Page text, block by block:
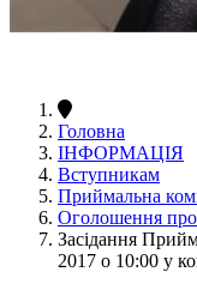
Головна
ІНФОРМАЦІЯ
Вступникам
Приймальна
Оголошення про
Засідання
2017 о 10:00 у